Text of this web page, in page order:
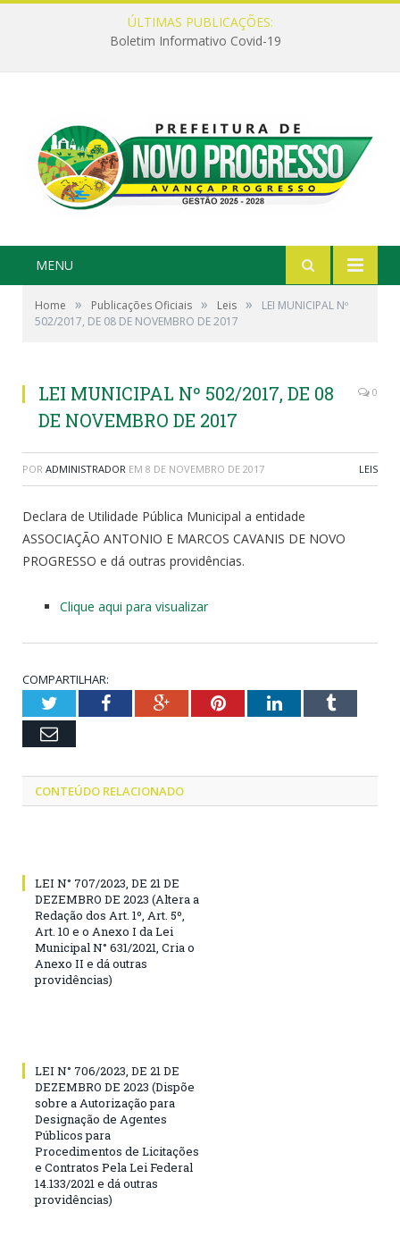
ÚLTIMAS PUBLICAÇÕES:
Boletim Informativo Covid-19
MENU
Home » Publicações Oficiais » Leis »
LEI MUNICIPAL Nº
502/2017, DE 08 DE NOVEMBRO DE 2017
LEI MUNICIPAL Nº 502/2017, DE 08
DE NOVEMBRO DE 2017
0
POR ADMINISTRADOR EM 8 DE NOVEMBRO DE 2017 LEIS
Declara de Utilidade Pública Municipal a entidade
ASSOCIAÇÃO ANTONIO E MARCOS CAVANIS DE NOVO
PROGRESSO e dá outras providências.
Clique aqui para visualizar
COMPARTILHAR:
TwitterFacebookGoogle+PinterestLinkedInTumblr
Email
CONTEÚDO RELACIONADO
LEI N° 707/2023, DE 21 DE
DEZEMBRO DE 2023 (Altera a
Redação dos Art. 1º, Art. 5º,
Art. 10 e o Anexo I da Lei
Municipal N° 631/2021, Cria o
Anexo II e dá outras
providências)
LEI N° 706/2023, DE 21 DE
DEZEMBRO DE 2023 (Dispõe
sobre a Autorização para
Designação de Agentes
Públicos para
Procedimentos de Licitações
e Contratos Pela Lei Federal
14.133/2021 e dá outras
providências)